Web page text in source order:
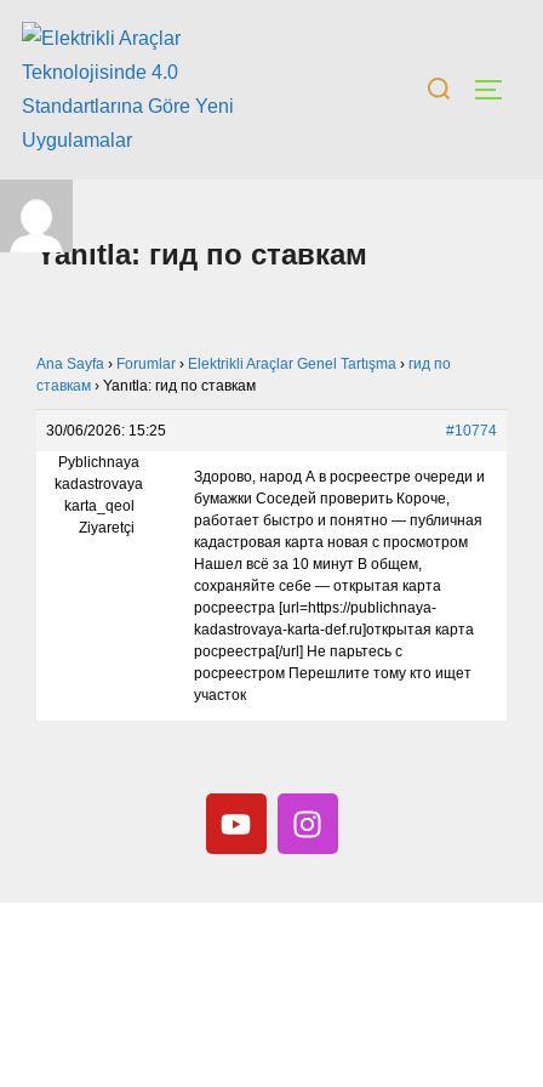
Yanıtla: гид по ставкам
Ana Sayfa › Forumlar › Elektrikli Araçlar Genel Tartışma › гид по
ставкам › Yanıtla: гид по ставкам
30/06/2026: 15:25
#10774
Pyblichnaya
kadastrovaya
karta_qeol
Ziyaretçi
Здорово, народ А в росреестре очереди и
бумажки Соседей проверить Короче,
работает быстро и понятно — публичная
кадастровая карта новая с просмотром
Нашел всё за 10 минут В общем,
сохраняйте себе — открытая карта
росреестра [url=https://publichnaya-
kadastrovaya-karta-def.ru]открытая карта
росреестра[/url] Не парьтесь с
росреестром Перешлите тому кто ищет
участок